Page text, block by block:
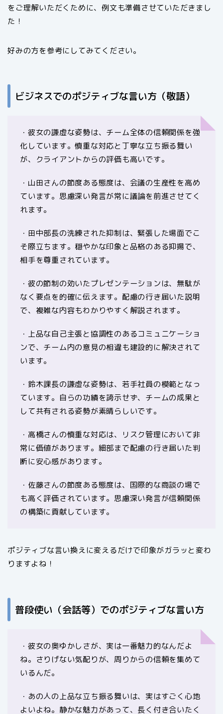
をご理解いただくために、例文も準備させていただきまし
た！
好みの方を参考にしてみてください。
ビジネスでのポジティブな言い方（敬語）
・彼女の謙虚な姿勢は、チーム全体の信頼関係を強
化しています。慎重な対応と丁寧な立ち振る舞い
が、クライアントからの評価も高いです。
・山田さんの節度ある態度は、会議の生産性を高め
ています。思慮深い発言が常に議論を前進させてく
れます。
・田中部長の洗練された抑制は、緊張した場面でこ
そ際立ちます。穏やかな印象と品格のある抑揚で、
相手を尊重されています。
・彼の節制の効いたプレゼンテーションは、無駄が
なく要点を的確に伝えます。配慮の行き届いた説明
で、複雑な内容もわかりやすく解説されます。
・上品な自己主張と協調性のあるコミュニケーショ
ンで、チーム内の意見の相違も建設的に解決されて
います。
・鈴木課長の謙虚な姿勢は、若手社員の模範となっ
ています。自らの功績を誇示せず、チームの成果と
して共有される姿勢が素晴らしいです。
・高橋さんの慎重な対応は、リスク管理において非
常に価値があります。細部まで配慮の行き届いた判
断に安心感があります。
・佐藤さんの節度ある態度は、国際的な商談の場で
も高く評価されています。思慮深い発言が信頼関係
の構築に貢献しています。
ポジティブな言い換えに変えるだけで印象がガラッと変わ
りますよね！
普段使い（会話等）でのポジティブな言い方
・彼女の奥ゆかしさが、実は一番魅力的なんだよ
ね。さりげない気配りが、周りからの信頼を集めて
いるんだ。
・あの人の上品な立ち振る舞いは、実はすごく心地
よいよね。静かな魅力があって、長く付き合いたく